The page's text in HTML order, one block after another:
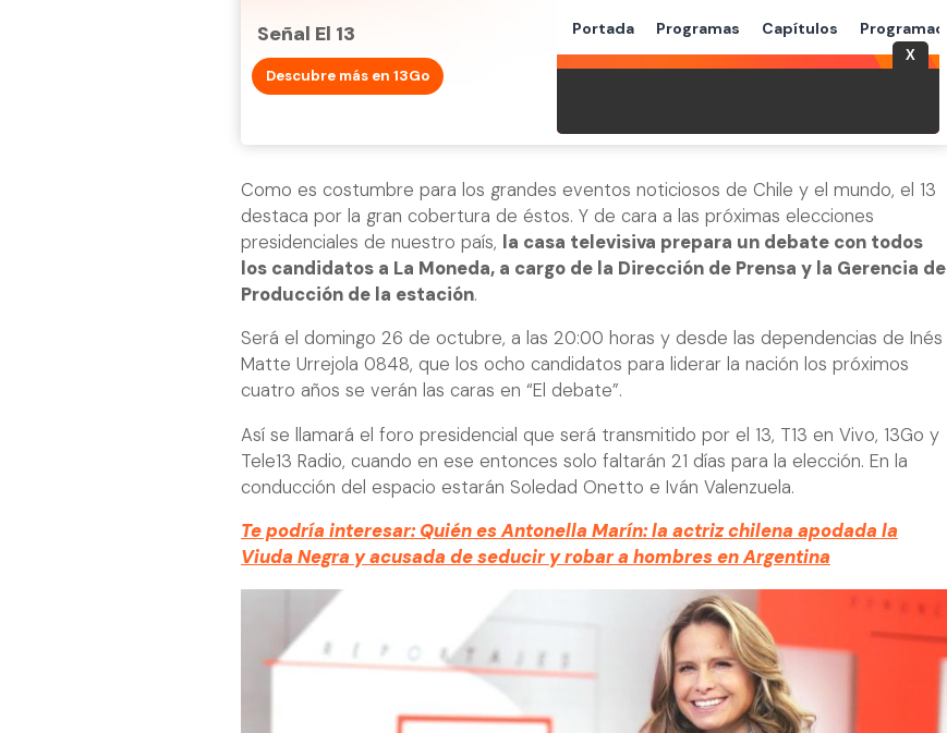
Señal El 13
Descubre más en 13Go
Como es costumbre para los grandes eventos noticiosos de Chile y el mundo, el 13
destaca por la gran cobertura de éstos. Y de cara a las próximas elecciones
presidenciales de nuestro país, la casa televisiva prepara un debate con todos
los candidatos a La Moneda, a cargo de la Dirección de Prensa y la Gerencia de
Producción de la estación.
Será el domingo 26 de octubre, a las 20:00 horas y desde las dependencias de Inés
Matte Urrejola 0848, que los ocho candidatos para liderar la nación los próximos
cuatro años se verán las caras en “El debate”.
Así se llamará el foro presidencial que será transmitido por el 13, T13 en Vivo, 13Go y
Tele13 Radio, cuando en ese entonces solo faltarán 21 días para la elección. En la
conducción del espacio estarán Soledad Onetto e Iván Valenzuela.
Te podría interesar: Quién es Antonella Marín: la actriz chilena apodada la
Viuda Negra y acusada de seducir y robar a hombres en Argentina